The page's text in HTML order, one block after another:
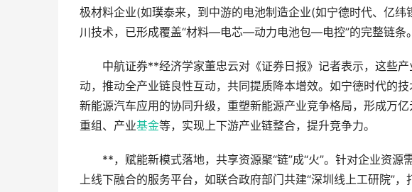
极材料企业(如璞泰来，到中游的电池制造企业(如宁德时代、亿
川技术，已形成覆盖“材料—电芯—动力电池包—电控”的完整链条。
中航证券**经济学家董忠云对《证券日报》记者表示，这些产
动，推动全产业链良性互动，共同提质降本增效。如宁德时代的
新能源汽车应用的协同升级，重塑新能源产业竞争格局，形成万
重组、产业基金等，实现上下游产业链整合，提升竞争力。
**，赋能新模式落地，共享资源聚“链”成“火”。针对企业资源
上线下融合的服务平台，如联合政府部门共建“深圳线上工研院”